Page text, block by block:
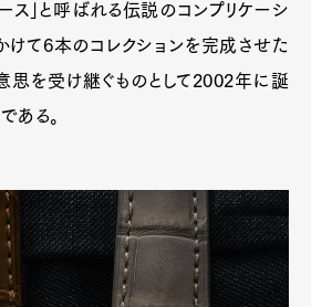
ース」と呼ばれる伝説のコンプリケーシ
けて6本のコレクションを完成させた
思を受け継ぐものとして2002年に誕
ある。